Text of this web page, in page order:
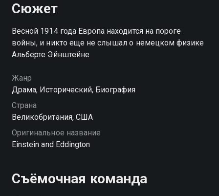
Сюжет
Весной 1914 года Европа находится на пороге
войны, и никто еще не слышал о немецком физике
Альберте Эйнштейне
Жанр
Драма, Исторический, Биография
Страна
Великобритания, США
Оригинальное название
Einstein and Eddington
Съёмочная команда